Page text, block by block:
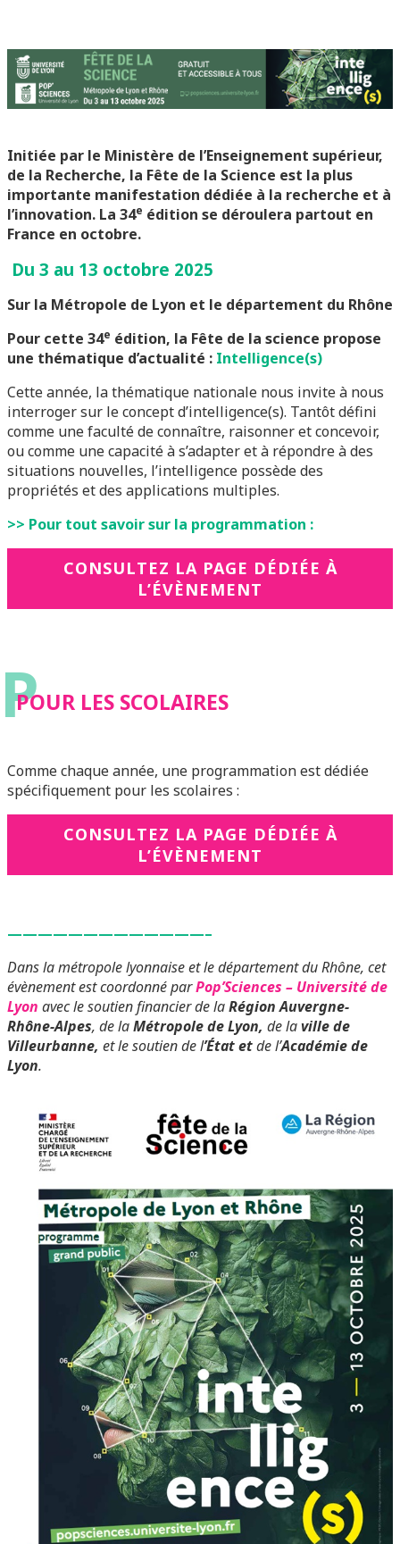
Initiée par le Ministère de l’Enseignement supérieur,
de la Recherche, la Fête de la Science est la plus
importante manifestation dédiée à la recherche et à
l’innovation. La 34e édition se déroulera partout en
France en octobre.
Du 3 au 13 octobre 2025
Sur la Métropole de Lyon et le département du Rhône
Pour cette 34e édition, la Fête de la science propose
une thématique d’actualité : Intelligence(s)
Cette année, la thématique nationale nous invite à nous
interroger sur le concept d’intelligence(s). Tantôt défini
comme une faculté de connaître, raisonner et concevoir,
ou comme une capacité à s’adapter et à répondre à des
situations nouvelles, l’intelligence possède des
propriétés et des applications multiples.
>> Pour tout savoir sur la programmation :
CONSULTEZ LA PAGE DÉDIÉE À
L’ÉVÈNEMENT
P
POUR LES SCOLAIRES
Comme chaque année, une programmation est dédiée
spécifiquement pour les scolaires :
CONSULTEZ LA PAGE DÉDIÉE À
L’ÉVÈNEMENT
—————————————–
Dans la métropole lyonnaise et le département du Rhône, cet
évènement est coordonné parPop’Sciences – Université de
Lyon avec le soutien financier de laRégion Auvergne-
Rhône-Alpes, de laMétropole de Lyon, de laville de
Villeurbanne, et le soutien de l’État etde l’Académie de
Lyon.